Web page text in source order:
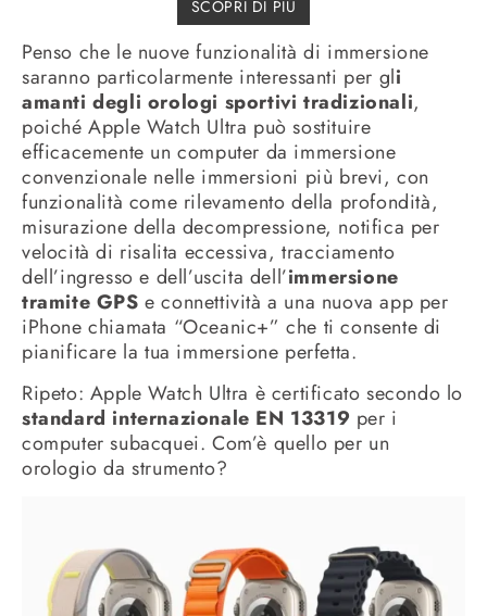
SCOPRI DI PIÚ
Penso che le nuove funzionalità di immersione
saranno particolarmente interessanti per gli
amanti degli orologi sportivi tradizionali,
poiché Apple Watch Ultra può sostituire
efficacemente un computer da immersione
convenzionale nelle immersioni più brevi, con
funzionalità come rilevamento della profondità,
misurazione della decompressione, notifica per
velocità di risalita eccessiva, tracciamento
dell’ingresso e dell’uscita dell’immersione
tramite GPS e connettività a una nuova app per
iPhone chiamata “Oceanic+” che ti consente di
pianificare la tua immersione perfetta.
Ripeto: Apple Watch Ultra è certificato secondo lo
standard internazionale EN 13319 per i
computer subacquei. Com’è quello per un
orologio da strumento?